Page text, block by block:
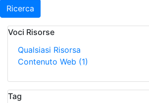
Ricerca
Voci Risorse
Qualsiasi Risorsa
Contenuto Web (1)
Tag